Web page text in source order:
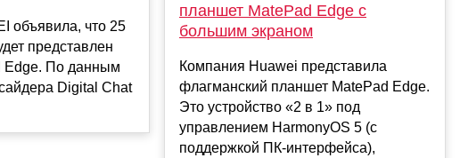
объявила, что 25
представлен
Edge. По данным
Digital Chat
планшет MatePad Edge с
большим экраном
Компания Huawei представила
флагманский планшет MatePad Edge.
Это устройство «2 в 1» под
управлением HarmonyOS 5 (с
поддержкой ПК-интерфейса),